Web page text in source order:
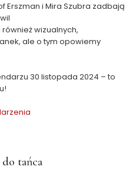
Erszman i Mira Szubra zadbają
wizualnych,
ale o tym opowiemy
30 listopada 2024 – to
tańca